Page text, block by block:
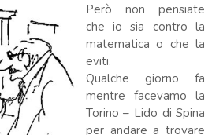
Però non pensiate
che io sia contro la
matematica o che la
eviti.
Qualche giorno fa
mentre facevamo la
Torino – Lido di Spina
per andare a trovare